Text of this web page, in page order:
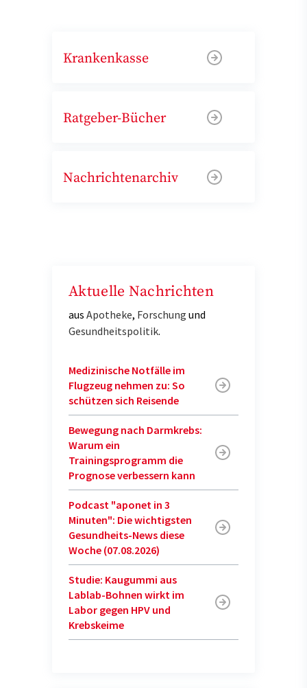
Krankenkasse
Ratgeber-Bücher
Nachrichtenarchiv
Aktuelle Nachrichten
aus Apotheke, Forschung und
Gesundheitspolitik.
Medizinische Notfälle im
Flugzeug nehmen zu: So
schützen sich Reisende
Bewegung nach Darmkrebs:
Warum ein
Trainingsprogramm die
Prognose verbessern kann
Podcast "aponet in 3
Minuten": Die wichtigsten
Gesundheits-News diese
Woche (07.08.2026)
Studie: Kaugummi aus
Lablab-Bohnen wirkt im
Labor gegen HPV und
Krebskeime